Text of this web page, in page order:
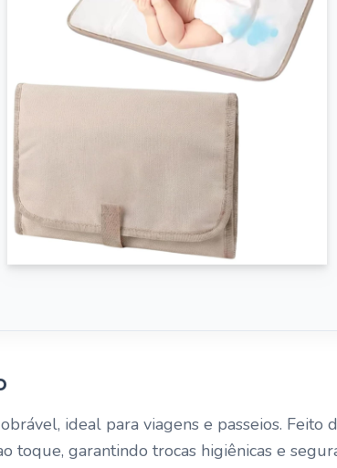
ideal para viagens e passeios. Feito
toque, garantindo trocas higiênicas e